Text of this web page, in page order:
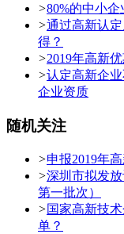
>80%的中小企
>通过高新认
得？
>2019年高新
>认定高新企
企业资质
随机关注
>申报2019年
>深圳市拟发
第一批次）
>国家高新技
单？